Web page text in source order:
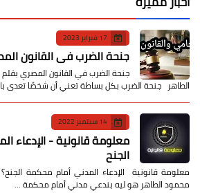
17 فبراير 2023
جنحة الضرب في القانون
جنحة الضرب في القانون المصري
الطاهر جنحة الضرب بكل بساطة تعني أن شخصًا تعدى
14 سبتمبر 2022
معلومة قانونية - الإدعاء
الجنح
معلومة قانونية الإدعاء المدني أمام محكمة
محمود الطاهر هو ليه بندعي مدني أمام محكمة …